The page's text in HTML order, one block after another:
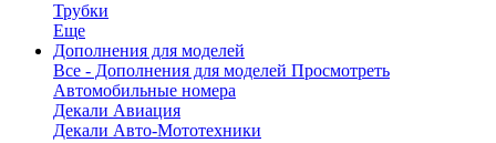
Трубки
Еще
Дополнения для моделей
Все - Дополнения для моделей Просмотреть
Автомобильные номера
Декали Авиация
Декали Авто-Мототехники